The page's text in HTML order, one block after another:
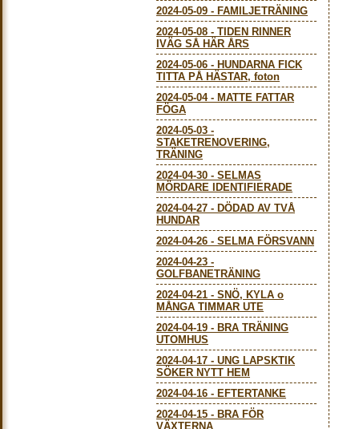
2024-05-09 - FAMILJETRÄNING
2024-05-08 - TIDEN RINNER
IVÄG SÅ HÄR ÅRS
2024-05-06 - HUNDARNA FICK
TITTA PÅ HÄSTAR, foton
2024-05-04- MATTE FATTAR
FÖGA
2024-05-03 -
STAKETRENOVERING,
TRÄNING
2024-04-30 - SELMAS
MÖRDARE IDENTIFIERADE
2024-04-27 - DÖDAD AV TVÅ
HUNDAR
2024-04-26 - SELMA FÖRSVANN
2024-04-23 -
GOLFBANETRÄNING
2024-04-21 - SNÖ, KYLA o
MÅNGA TIMMAR UTE
2024-04-19 - BRA TRÄNING
UTOMHUS
2024-04-17 - UNG LAPSKTIK
SÖKER NYTT HEM
2024-04-16 - EFTERTANKE
2024-04-15 - BRA FÖR
VÄXTERNA